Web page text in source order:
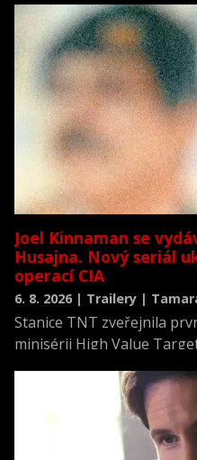
Joel Kinnaman se
Husajna. Nový seriál
operací CIA
6. 8. 2026 | Trailery |
Stanice TNT zveřejnila
minisérii High Value
novodobých dějin.